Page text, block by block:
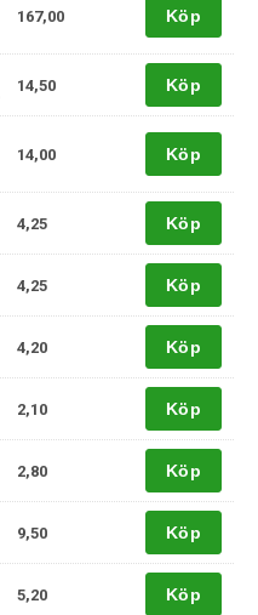
167,00 Köp
14,50 Köp
14,00 Köp
4,25 Köp
4,25 Köp
4,20 Köp
2,10 Köp
2,80 Köp
9,50 Köp
5,20 Köp